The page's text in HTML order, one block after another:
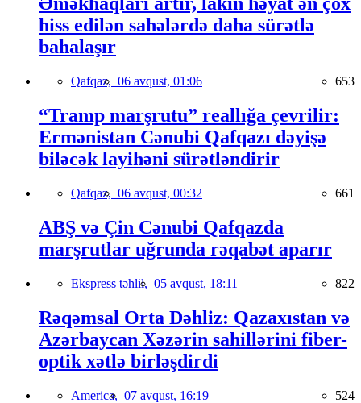
hiss edilən sahələrdə daha sürətlə
bahalaşır
Qafqaz, 06 avqust, 01:06 653
“Tramp marşrutu” reallığa çevrilir:
Ermənistan Cənubi Qafqazı dəyişə
biləcək layihəni sürətləndirir
Qafqaz, 06 avqust, 00:32 661
ABŞ və Çin Cənubi Qafqazda
marşrutlar uğrunda rəqabət aparır
Ekspress təhlil, 05 avqust, 18:11 822
Rəqəmsal Orta Dəhliz: Qazaxıstan və
Azərbaycan Xəzərin sahillərini fiber-
optik xətlə birləşdirdi
America, 07 avqust, 16:19 524